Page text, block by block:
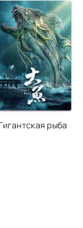
рыба